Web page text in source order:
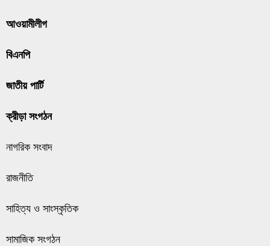
আওয়ামীলীগ
বিএনপি
জাতীয় পার্টি
ক্রীড়া সংগঠন
নাগরিক সংবাদ
রাজনীতি
সাহিত্য ও সাংস্কৃতিক
সামাজিক সংগঠন